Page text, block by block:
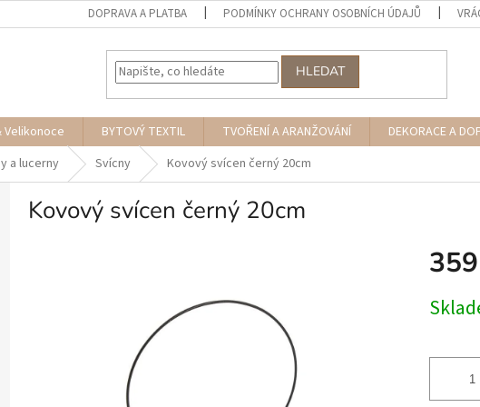
DOPRAVA A PLATBA PODMÍNKY OCHRANY OSOBNÍCH ÚDAJŮ
HLEDAT
Velikonoce BYTOVÝ TEXTIL TVOŘENÍ A ARANŽOVÁNÍ DEKORACE A
a lucerny Svícny Kovový svícen černý 20cm
Kovový svícen černý 20cm
cena: